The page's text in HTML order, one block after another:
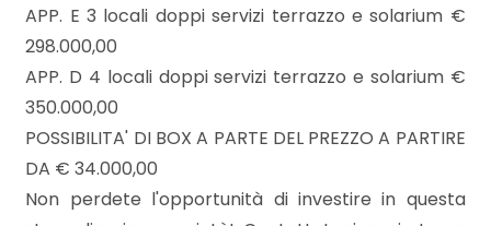
APP. E 3 locali doppi servizi terrazzo e solarium €
298.000,00
APP. D 4 locali doppi servizi terrazzo e solarium €
350.000,00
POSSIBILITA' DI BOX A PARTE DEL PREZZO A PARTIRE
DA € 34.000,00
Non perdete l'opportunità di investire in questa
Qualsiasi
1
2